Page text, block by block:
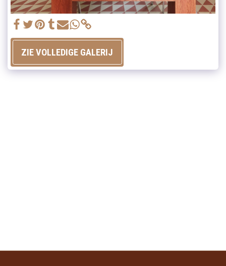
ZIE VOLLEDIGE GALERIJ